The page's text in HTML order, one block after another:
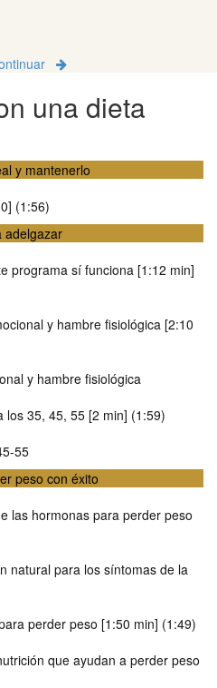
una dieta
y mantenerlo
(1:56)
adelgazar
programa sí funciona [1:12 min]
y hambre fisiológica [2:10
y hambre fisiológica
los 35, 45, 55 [2 min] (1:59)
55
peso con éxito
las hormonas para perder peso
natural para los síntomas de la
perder peso [1:50 min] (1:49)
que ayudan a perder peso